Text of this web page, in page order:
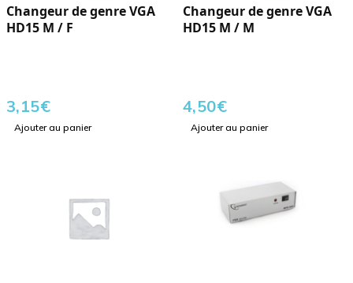
Changeur de genre VGA
HD15 M / F
3,15€
Ajouter au panier
Changeur de genre VGA
HD15 M / M
4,50€
Ajouter au panier